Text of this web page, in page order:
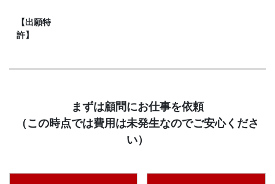
【出願特
許】
まずは顧問にお仕事を依頼
（この時点では費用は未発生なのでご安心くださ
い）